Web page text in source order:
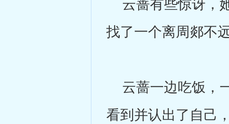
找了一个离周郯不
云蔷一边吃饭，
看到并认出了自己